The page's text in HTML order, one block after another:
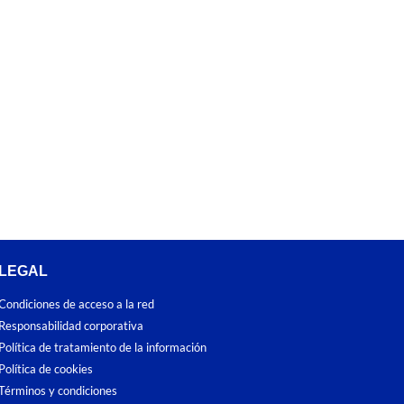
LEGAL
de acceso a la red
Responsabilidad corporativa
Política de tratamiento de la información
Política de cookies
y condiciones